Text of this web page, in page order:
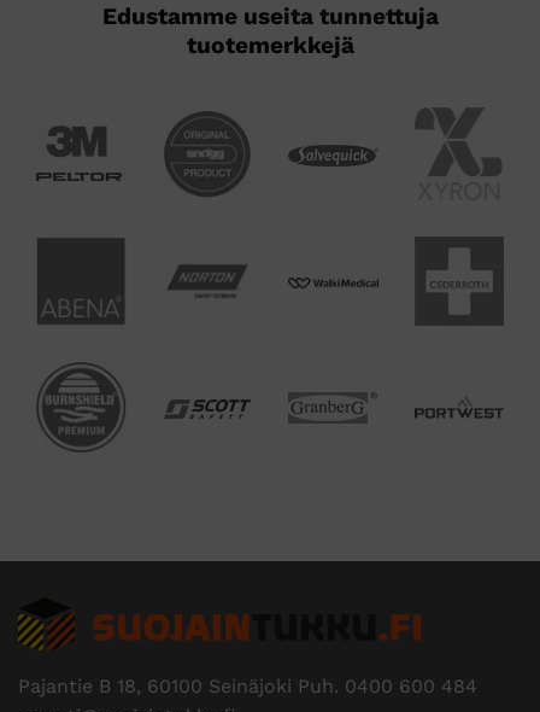
Edustamme useita tunnettuja
tuotemerkkejä
Pajantie B 18, 60100 Seinäjoki Puh. 0400 600 484